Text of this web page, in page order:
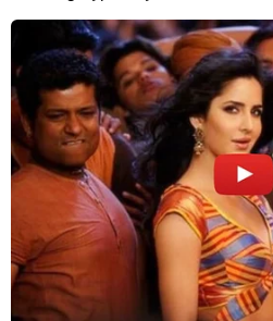
#DOCE #RECEITA